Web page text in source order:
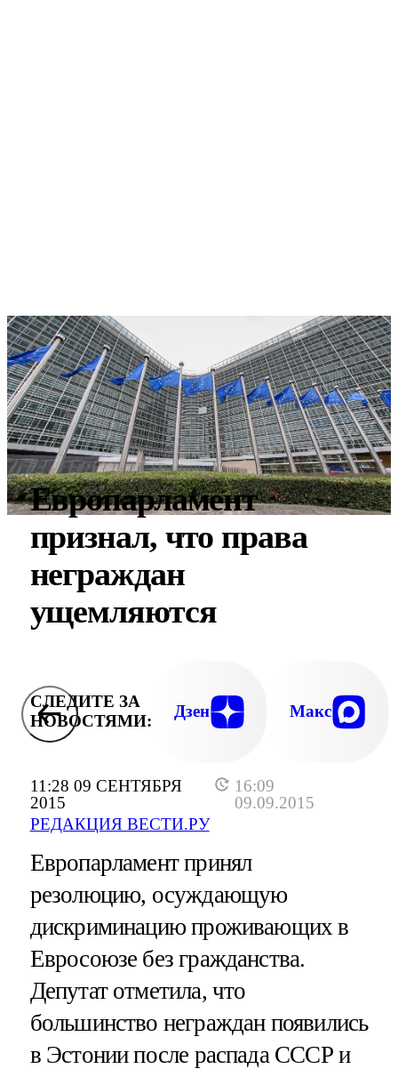
11:28 09 СЕНТЯБРЯ
2015
16:09
09.09.2015
РЕДАКЦИЯ ВЕСТИ.РУ
Европарламент
признал, что права
неграждан
ущемляются
СЛЕДИТЕ ЗА
НОВОСТЯМИ:
Дзен Макс
Европарламент принял
резолюцию, осуждающую
дискриминацию проживающих в
Евросоюзе без гражданства.
Депутат отметила, что
большинство неграждан появились
в Эстонии после распада СССР и